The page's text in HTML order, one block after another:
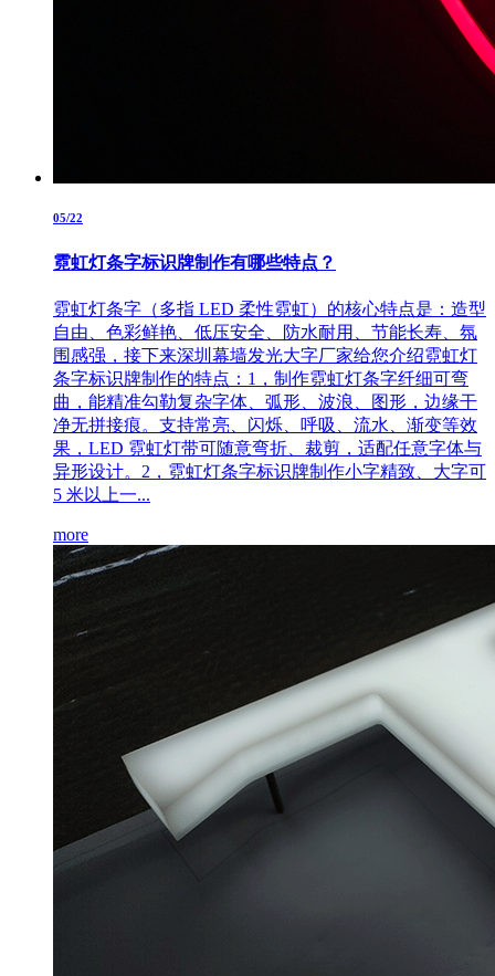
05/22
霓虹灯条字标识牌制作有哪些特点？
霓虹灯条字（多指 LED 柔性霓虹）的核心特点是：造型
自由、色彩鲜艳、低压安全、防水耐用、节能长寿、氛
围感强，接下来深圳幕墙发光大字厂家给您介绍霓虹灯
条字标识牌制作的特点：1，制作霓虹灯条字纤细可弯
曲，能精准勾勒复杂字体、弧形、波浪、图形，边缘干
净无拼接痕。支持常亮、闪烁、呼吸、流水、渐变等效
果，LED 霓虹灯带可随意弯折、裁剪，适配任意字体与
异形设计。2，霓虹灯条字标识牌制作小字精致、大字可
5 米以上一...
more